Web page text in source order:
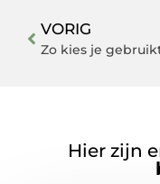
VORIG
Hier zijn